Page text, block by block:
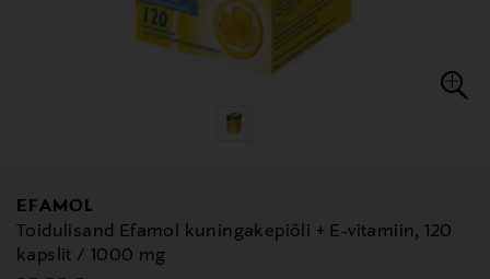
EFAMOL
Toidulisand Efamol kuningakepiõli + E-vitamiin, 120
kapslit / 1000 mg